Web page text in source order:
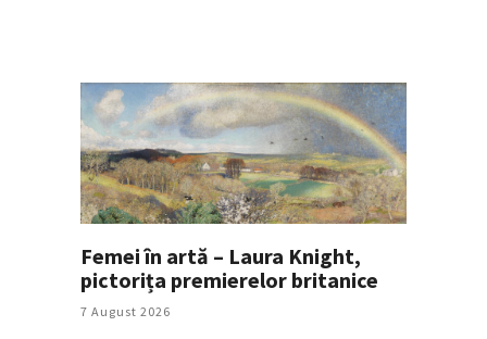
Femei în artă – Laura Knight,
pictorița premierelor britanice
7 August 2026